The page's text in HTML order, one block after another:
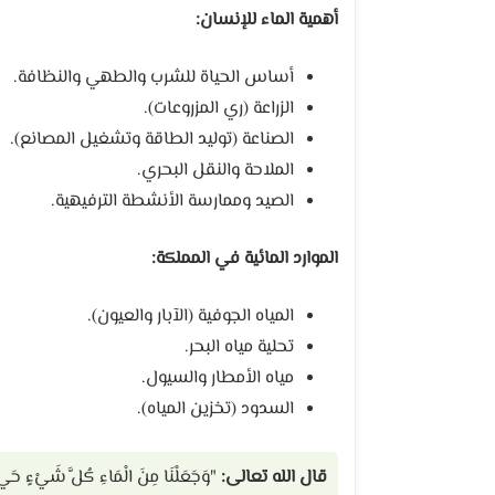
أهمية الماء للإنسان:
أساس الحياة للشرب والطهي والنظافة.
الزراعة (ري المزروعات).
الصناعة (توليد الطاقة وتشغيل المصانع).
الملاحة والنقل البحري.
الصيد وممارسة الأنشطة الترفيهية.
الموارد المائية في المملكة:
المياه الجوفية (الآبار والعيون).
تحلية مياه البحر.
مياه الأمطار والسيول.
السدود (تخزين المياه).
قال الله تعالى: "وَجَعَلْنَا مِنَ الْمَاءِ كُلَّ شَيْءٍ حَيٍّ"